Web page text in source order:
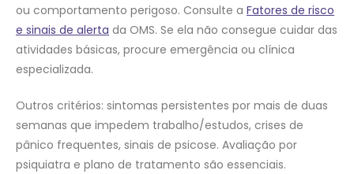
ou comportamento perigoso. Consulte a Fatores de risco
e sinais de alerta da OMS. Se ela não consegue cuidar das
atividades básicas, procure emergência ou clínica
especializada.
Outros critérios: sintomas persistentes por mais de duas
semanas que impedem trabalho/estudos, crises de
pânico frequentes, sinais de psicose. Avaliação por
psiquiatra e plano de tratamento são essenciais.